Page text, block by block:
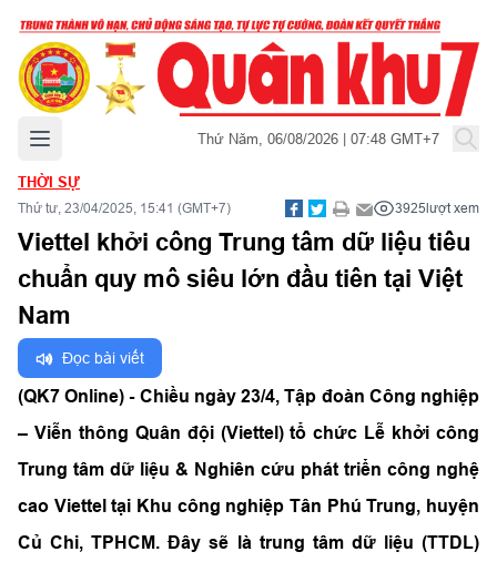
Mở menu chính Thứ Năm, 06/08/2026 | 07:48 GMT+7
THỜI SỰ
Thứ tư, 23/04/2025, 15:41 (GMT+7) 3925lượt xem
Viettel khởi công Trung tâm dữ liệu tiêu
chuẩn quy mô siêu lớn đầu tiên tại Việt
Nam
Đọc bài viết
(QK7 Online) - Chiều ngày 23/4, Tập đoàn Công nghiệp
– Viễn thông Quân đội (Viettel) tổ chức Lễ khởi công
Trung tâm dữ liệu & Nghiên cứu phát triển công nghệ
cao Viettel tại Khu công nghiệp Tân Phú Trung, huyện
Củ Chi, TPHCM. Đây sẽ là trung tâm dữ liệu (TTDL)